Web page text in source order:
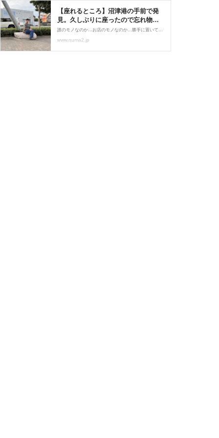
【座れるところ】沼津港の手前で発
見。久しぶりに座ったので忘れ物し
ちゃった。港八十三番地第２駐車場
まえ。 : 沼津つーしん
誰のモノなのか…お店のモノなのか…勝手に置いてあるのか…そもそもここは座っていいところなのか・・・。よくわかってないけど・・・なんか座っちゃう。ということで、沼津の座れるところ。きょう令和4年12月5日月曜日。沼津市千本港町。うしろに沼津港があるらへんの歩道
www.numa2.jp